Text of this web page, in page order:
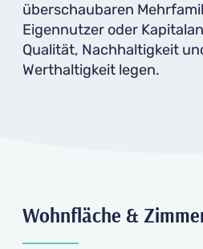
überschaubaren
Eigennutzer oder
Qualität, Nachhaltigkeit
Werthaltigkeit legen.
Wohnfläche &